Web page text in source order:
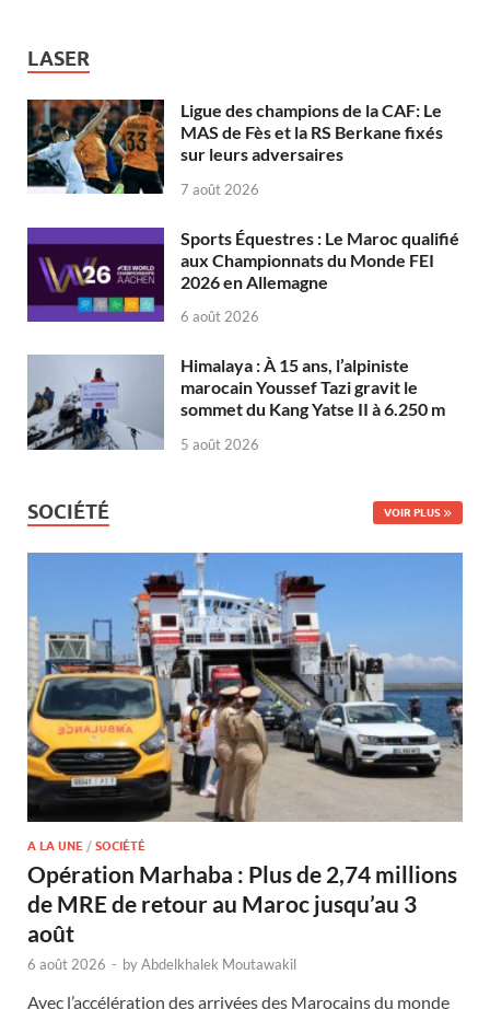
LASER
Ligue des champions de la CAF: Le
MAS de Fès et la RS Berkane fixés
sur leurs adversaires
7 août 2026
Sports Équestres : Le Maroc qualifié
aux Championnats du Monde FEI
2026 en Allemagne
6 août 2026
Himalaya : À 15 ans, l’alpiniste
marocain Youssef Tazi gravit le
sommet du Kang Yatse II à 6.250 m
5 août 2026
SOCIÉTÉ VOIR PLUS
A LA UNE / SOCIÉTÉ
Opération Marhaba : Plus de 2,74 millions
de MRE de retour au Maroc jusqu’au 3
août
6 août 2026 - byAbdelkhalek Moutawakil
Avec l’accélération des arrivées des Marocains du monde